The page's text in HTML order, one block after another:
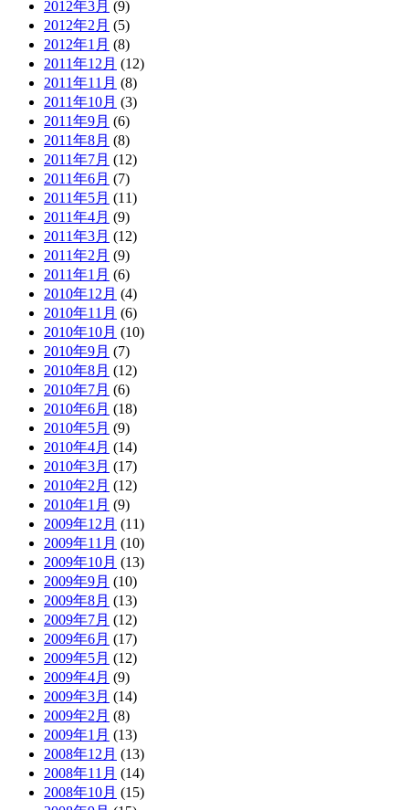
2012年3月 (9)
2012年2月 (5)
2012年1月 (8)
2011年12月 (12)
2011年11月 (8)
2011年10月 (3)
2011年9月 (6)
2011年8月 (8)
2011年7月 (12)
2011年6月 (7)
2011年5月 (11)
2011年4月 (9)
2011年3月 (12)
2011年2月 (9)
2011年1月 (6)
2010年12月 (4)
2010年11月 (6)
2010年10月 (10)
2010年9月 (7)
2010年8月 (12)
2010年7月 (6)
2010年6月 (18)
2010年5月 (9)
2010年4月 (14)
2010年3月 (17)
2010年2月 (12)
2010年1月 (9)
2009年12月 (11)
2009年11月 (10)
2009年10月 (13)
2009年9月 (10)
2009年8月 (13)
2009年7月 (12)
2009年6月 (17)
2009年5月 (12)
2009年4月 (9)
2009年3月 (14)
2009年2月 (8)
2009年1月 (13)
2008年12月 (13)
2008年11月 (14)
2008年10月 (15)